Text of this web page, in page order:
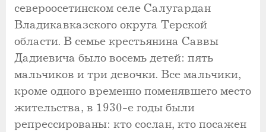
североосетинском селе Салугардан
Владикавказского округа Терской
области. В семье крестьянина Саввы
Дадиевича было восемь детей: пять
мальчиков и три девочки. Все мальчики,
кроме одного временно поменявшего место
жительства, в 1930-е годы были
репрессированы: кто сослан, кто посажен